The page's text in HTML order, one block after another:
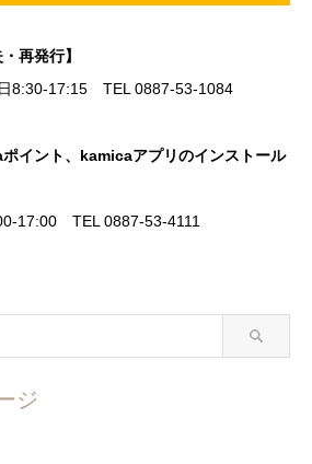
再発行】
8:30-17:15 TEL 0887-53-1084
ポイント、kamicaアプリのインストール
17:00 TEL 0887-53-4111
ジ